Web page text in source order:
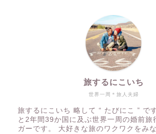
世界一周＊旅人夫婦
旅するにこいち
旅するにこいち 略して “ たびにこ ” で
と2年間39か国に及ぶ世界一周の婚前旅
ガーです。 大好きな旅のワクワクをみ